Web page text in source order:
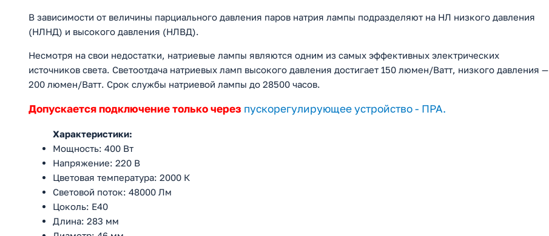
В зависимости от величины парциального давления паров натрия лампы подразделяют на НЛ низкого давления
(НЛНД) и высокого давления (НЛВД).
Несмотря на свои недостатки, натриевые лампы являются одним из самых эффективных электрических
источников света. Светоотдача натриевых ламп высокого давления достигает 150 люмен/Ватт, низкого давления —
200 люмен/Ватт. Срок службы натриевой лампы до 28500 часов.
Допускается подключение только через пускорегулирующее устройство - ПРА.
Характеристики:
Мощность: 400 Вт
Напряжение: 220 В
Цветовая температура: 2000 К
Световой поток: 48000 Лм
Цоколь: E40
Длина: 283 мм